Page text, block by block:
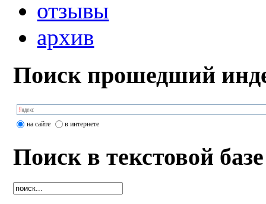
отзывы
архив
Поиск прошедший
на сайте в интернете
Поиск в текстовой базе